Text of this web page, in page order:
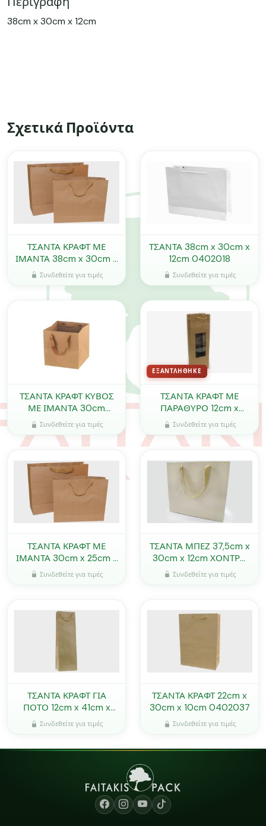
38cm x 30cm x 12cm
Σχετικά Προϊόντα
ΤΣΑΝΤΑ ΚΡΑΦΤ ΜΕ
ΙΜΑΝΤΑ 38cm x 30cm x
12cm 0402089
Συνδεθείτε για τιμές
ΤΣΑΝΤΑ 38cm x 30cm x
12cm 0402018
Συνδεθείτε για τιμές
ΤΣΑΝΤΑ ΚΡΑΦΤ ΚΥΒΟΣ
ΜΕ ΙΜΑΝΤΑ 30cm
0402179
Συνδεθείτε για τιμές
ΕΞΑΝΤΛΉΘΗΚΕ
ΤΣΑΝΤΑ ΚΡΑΦΤ ΜΕ
ΠΑΡΑΘΥΡΟ 12cm x
42cm x 10cm 0402108
Συνδεθείτε για τιμές
ΤΣΑΝΤΑ ΚΡΑΦΤ ΜΕ
ΙΜΑΝΤΑ 30cm x 25cm x
8cm 0402088
Συνδεθείτε για τιμές
ΤΣΑΝΤΑ ΜΠΕΖ 37,5cm x
30cm x 12cm ΧΟΝΤΡΟ
ΧΑΡΤΙ 200g ΜΕ
ΦΑΚΑΡΟΛΑ 0402082
Συνδεθείτε για τιμές
ΤΣΑΝΤΑ ΚΡΑΦΤ ΓΙΑ
ΠΟΤΟ 12cm x 41cm x
10cm 0402070
Συνδεθείτε για τιμές
ΤΣΑΝΤΑ ΚΡΑΦΤ 22cm x
30cm x 10cm 0402037
Συνδεθείτε για τιμές